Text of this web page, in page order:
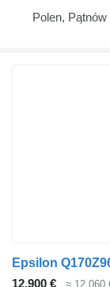
Polen, Pątnów
Epsilon
12.900 €
≈ 12.060